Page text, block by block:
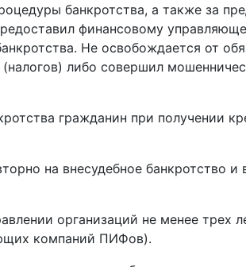
банкротства, а также за
финансовому
Не освобождается от
либо совершил
гражданин при получении
на внесудебное банкротство и
организаций не менее трех
компаний ПИФов).